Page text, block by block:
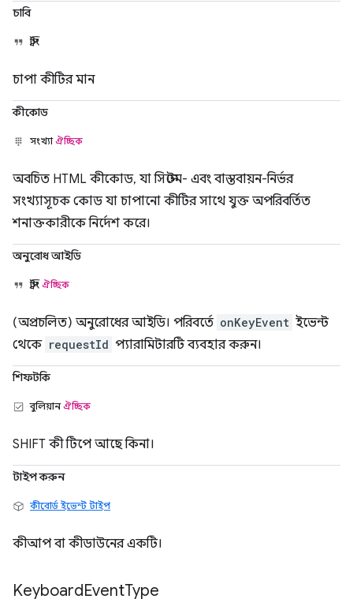
চাবি
স্ট্রিং
চাপা কীটির মান
কীকোড
সংখ্যাঐচ্ছিক
অবচিত HTML কীকোড, যা সিস্টেম- এবং বাস্তবায়ন-নির্ভর
সংখ্যাসূচক কোড যা চাপানো কীটির সাথে যুক্ত অপরিবর্তিত
শনাক্তকারীকে নির্দেশ করে।
অনুরোধ আইডি
স্ট্রিং ঐচ্ছিক
(অপ্রচলিত) অনুরোধের আইডি। পরিবর্তে onKeyEvent ইভেন্ট
থেকে requestId প্যারামিটারটি ব্যবহার করুন।
শিফটকি
বুলিয়ানঐচ্ছিক
SHIFT কী টিপে আছে কিনা।
টাইপ করুন
কীবোর্ড ইভেন্ট টাইপ
কীআপ বা কীডাউনের একটি।
KeyboardEventType